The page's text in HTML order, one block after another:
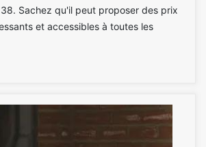
38. Sachez qu'il peut proposer des prix
et accessibles à toutes les